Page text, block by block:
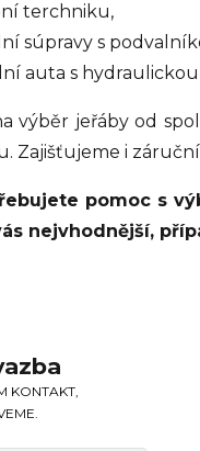
terchniku,
súpravy s
auta s
výběr jeřáby od
Zajišťujeme i
pomoc s
nejvhodnější,
KONTAKT,